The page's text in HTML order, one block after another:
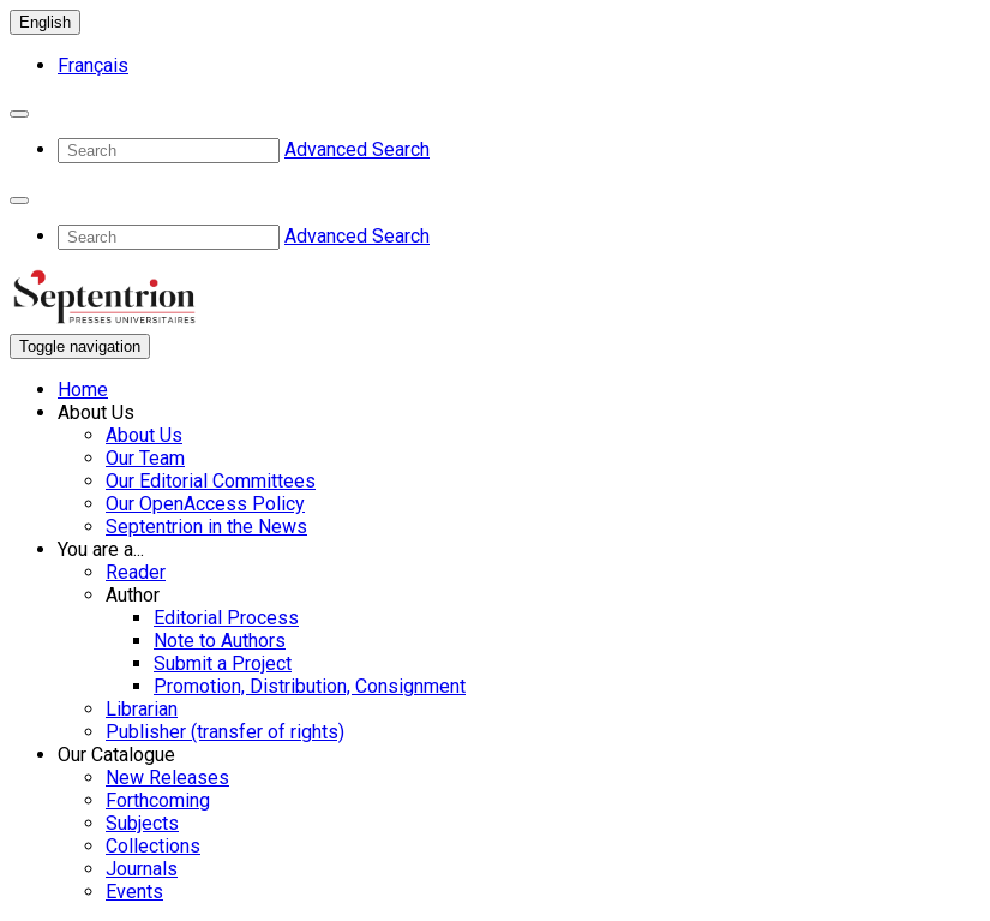
English
Français
Advanced Search
Advanced Search
Toggle navigation
Home
About Us
About Us
Our Team
Our Editorial Committees
Our OpenAccess Policy
Septentrion in the News
You are a...
Reader
Author
Editorial Process
Note to Authors
Submit a Project
Promotion, Distribution, Consignment
Librarian
Publisher (transfer of rights)
Our Catalogue
New Releases
Forthcoming
Subjects
Collections
Journals
Events